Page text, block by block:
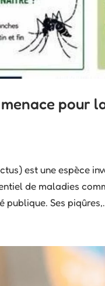
pour
est une espèce
de maladies
publique. Ses